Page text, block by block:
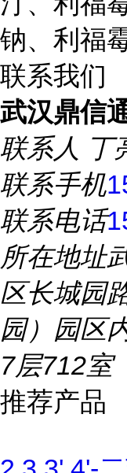
钠、利福
联系我们
武汉鼎信
联系人 丁
联系手机
联系电话
所在地址
区长城园
园）园区
7层712室
推荐产品